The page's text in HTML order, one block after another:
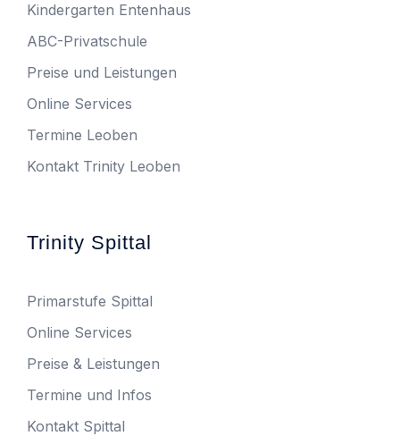
Kindergarten Entenhaus
ABC-Privatschule
Preise und Leistungen
Online Services
Termine Leoben
Kontakt Trinity Leoben
Trinity Spittal
Primarstufe Spittal
Online Services
Preise & Leistungen
Termine und Infos
Kontakt Spittal